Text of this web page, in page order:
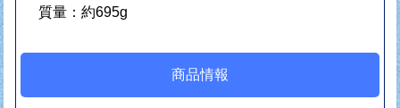
質量：約695g
商品情報